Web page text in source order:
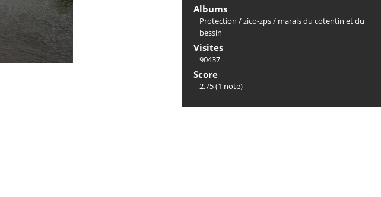
Albums
Protection /zico-zps/ marais du cotentin et du
bessin
Visites
90437
Score
2.75(1 note)